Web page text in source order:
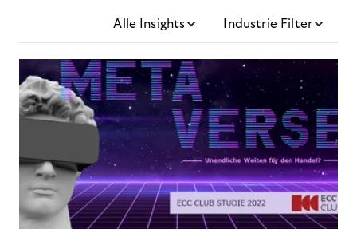
Alle Insights Industrie Filter